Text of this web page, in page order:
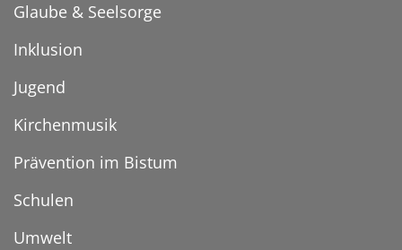
Glaube & Seelsorge
Inklusion
Jugend
Kirchenmusik
Prävention im Bistum
Schulen
Umwelt